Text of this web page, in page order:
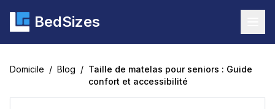
BedSizes
Domicile / Blog / Taille de matelas pour seniors : Guide
confort et accessibilité